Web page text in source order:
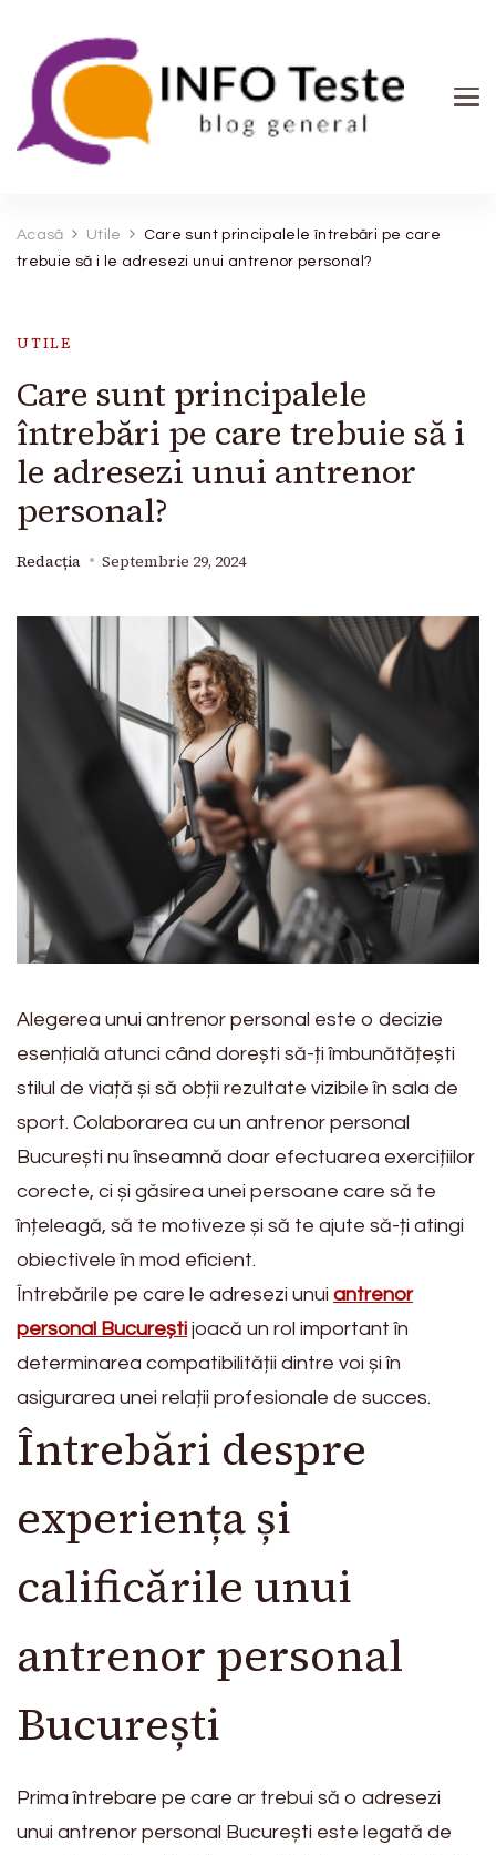
Acasă Utile
Care sunt principalele întrebări pe care
trebuie să i le adresezi unui antrenor personal?
UTILE
Care sunt principalele
întrebări pe care trebuie să i
le adresezi unui antrenor
personal?
Redacția Septembrie 29, 2024
Alegerea unui antrenor personal este o decizie
esențială atunci când dorești să-ți îmbunătățești
stilul de viață și să obții rezultate vizibile în sala de
sport. Colaborarea cu un antrenor personal
București nu înseamnă doar efectuarea exercițiilor
corecte, ci și găsirea unei persoane care să te
înțeleagă, să te motiveze și să te ajute să-ți atingi
obiectivele în mod eficient.
Întrebările pe care le adresezi unui antrenor
personal București joacă un rol important în
determinarea compatibilității dintre voi și în
asigurarea unei relații profesionale de succes.
Întrebări despre
experiența și
calificările unui
antrenor personal
București
Prima întrebare pe care ar trebui să o adresezi
unui antrenor personal București este legată de